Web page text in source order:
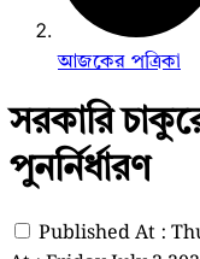
আজকের পত্রিকা
সরকারি
পুনর্নির্ধারণ
Published At :